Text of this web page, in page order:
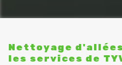
Nettoyage
les services de